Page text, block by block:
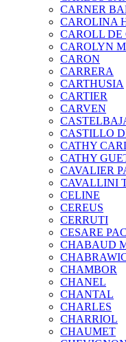
CARNER
CAROLINA
CAROLL DE
CAROLYN
CARON
CARRERA
CARTHUSIA
CARTIER
CARVEN
CASTILLO
CATHY
CATHY
CAVALIER
CAVALLINI
CELINE
CEREUS
CERRUTI
CESARE
CHABAUD
CHAMBOR
CHANEL
CHANTAL
CHARLES
CHARRIOL
CHAUMET